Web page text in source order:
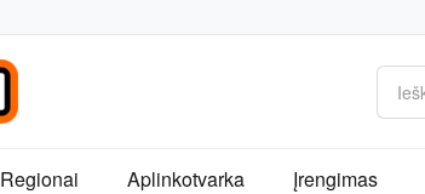
Regionai Aplinkotvarka Įrengimas